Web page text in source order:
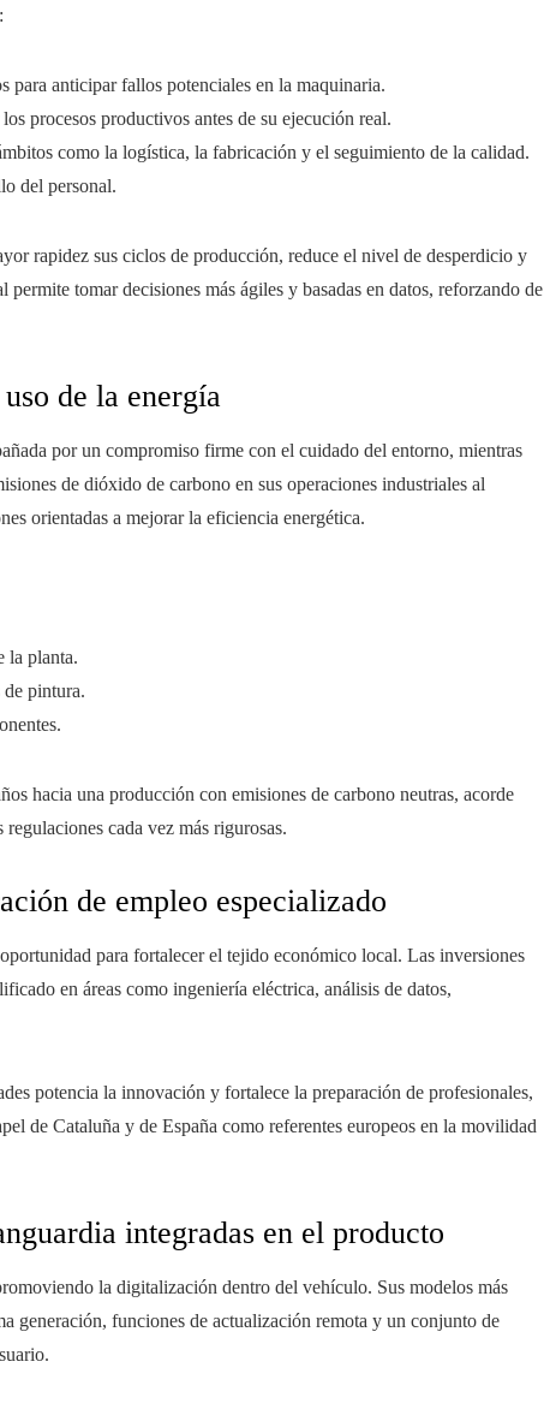
para anticipar fallos potenciales en la maquinaria.
procesos productivos antes de su ejecución real.
como la logística, la fabricación y el seguimiento de la calidad.
del personal.
rapidez sus ciclos de producción, reduce el nivel de desperdicio y
tomar decisiones más ágiles y basadas en datos, reforzando de
de la energía
por un compromiso firme con el cuidado del entorno, mientras
de dióxido de carbono en sus operaciones industriales al
orientadas a mejorar la eficiencia energética.
la planta.
de pintura.
hacia una producción con emisiones de carbono neutras, acorde
cada vez más rigurosas.
de empleo especializado
para fortalecer el tejido económico local. Las inversiones
en áreas como ingeniería eléctrica, análisis de datos,
potencia la innovación y fortalece la preparación de profesionales,
de Cataluña y de España como referentes europeos en la movilidad
integradas en el producto
la digitalización dentro del vehículo. Sus modelos más
generación, funciones de actualización remota y un conjunto de